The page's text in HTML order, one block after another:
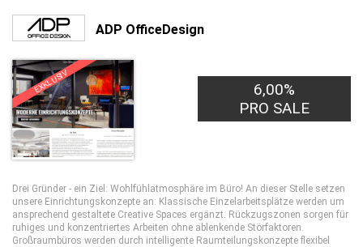
ADP OfficeDesign
EXKLUSIV
6,00%
PRO SALE
Drei Gründer - ein Ziel: Wohlfühlatmosphäre im Büro! An dieser Stelle setzen
unsere Einrichtungskonzepte an: Klassische Einzelarbeitsplätze werden um
ansprechend gestaltete Creative Spaces ergänzt. Rückzugszonen sorgen für
ruhiges und konzentriertes Arbeiten ohne ablenkende Störfaktoren.
Großraumbüros werden durch intelligente Raumteilungskonzepte flexibel